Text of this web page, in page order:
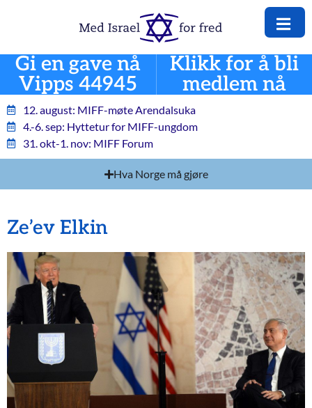
Gi en gave nå
Vipps 44945
Klikk for å bli
medlem nå
12. august: MIFF-møte Arendalsuka
4.-6. sep: Hyttetur for MIFF-ungdom
31. okt-1. nov: MIFF Forum
Hva Norge må gjøre
Ze’ev Elkin